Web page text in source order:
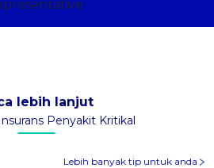
lebih lanjut
Penyakit Kritikal
Lebih banyak tip untuk anda